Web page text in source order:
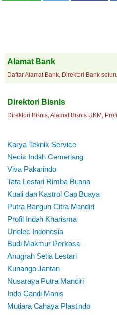
Alamat Bank
Daftar Alamat Bank, Direktori Bank
Direktori Bisnis
Direktori Bisnis, Alamat Bisnis UKM,
Karya Teknik Service
Necis Indah Cemerlang
Viva Pakarindo
Tata Lestari Rimba Buana
Kuali dan Kastrol Cap Buaya
Putra Bangun Citra Mandiri
Profil Indah Kharisma
Unelec Indonesia
Budi Makmur Perkasa
Anugrah Setia Lestari
Kunango Jantan
Nusaraya Putra Mandiri
Indo Candi Manis
Mutiara Cahaya Plastindo